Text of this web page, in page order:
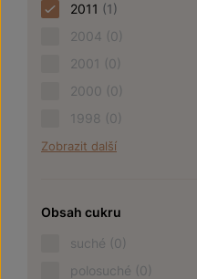
2011 (1)
2004 (0)
2001 (0)
2000 (0)
1998 (0)
Zobrazit další
Obsah cukru
suché (0)
polosuché (0)